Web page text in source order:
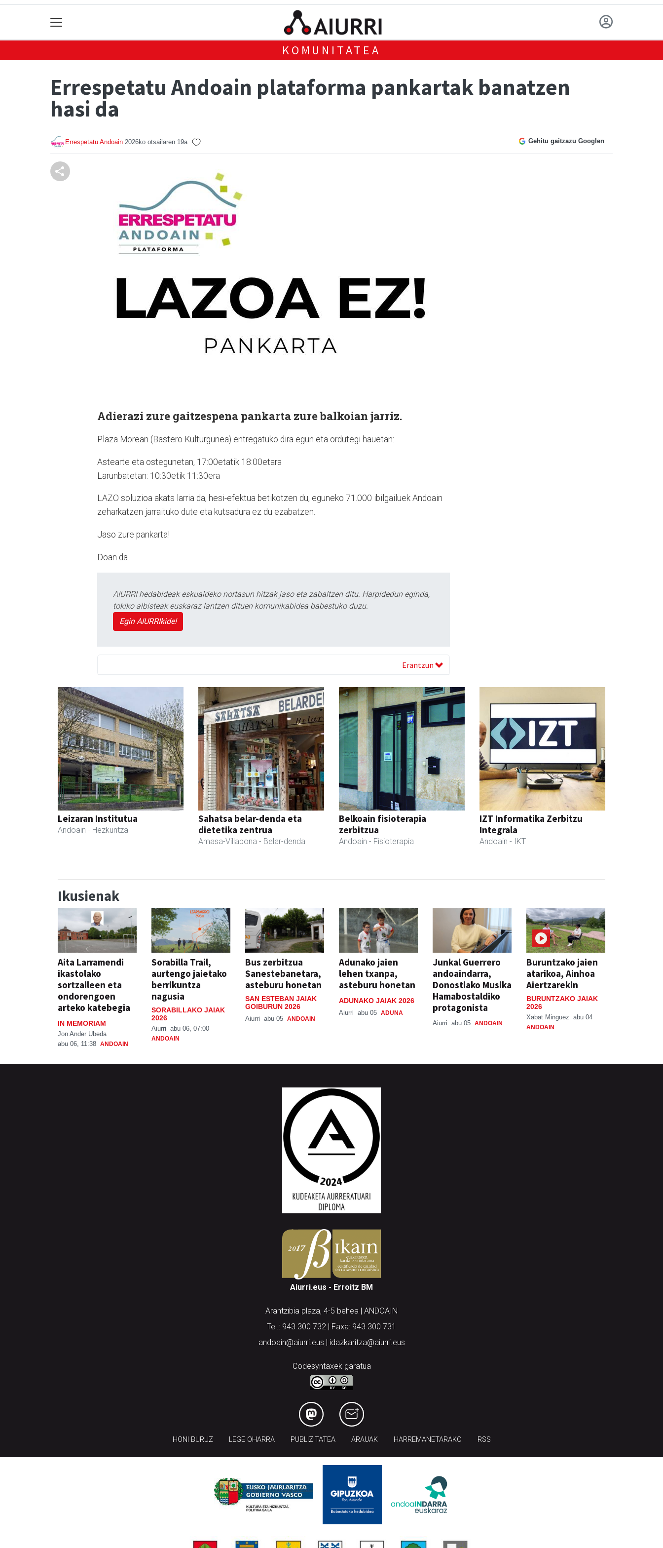
KOMUNITATEA
Errespetatu Andoain plataforma pankartak banatzen
hasi da
Errespetatu Andoain 2026ko otsailaren 19a Gehitu gaitzazu Googlen
Adierazi zure gaitzespena pankarta zure balkoian jarriz.
Plaza Morean (Bastero Kulturgunea) entregatuko dira egun eta ordutegi hauetan:
Astearte eta ostegunetan, 17:00etatik 18:00etara
Larunbatetan: 10:30etik 11:30era
LAZO soluzioa akats larria da, hesi-efektua betikotzen du, eguneko 71.000 ibilgailuek Andoain
zeharkatzen jarraituko dute eta kutsadura ez du ezabatzen.
Jaso zure pankarta!
Doan da.
AIURRI hedabideak eskualdeko nortasun hitzak jaso eta zabaltzen ditu. Harpidedun eginda,
tokiko albisteak euskaraz lantzen dituen komunikabidea babestuko duzu.
Egin AIURRIkide!
Erantzun
Leizaran Institutua
Andoain - Hezkuntza
Sahatsa belar-denda eta
dietetika zentrua
Amasa-Villabona - Belar-denda
Belkoain fisioterapia
zerbitzua
Andoain - Fisioterapia
IZT Informatika Zerbitzu
Integrala
Andoain - IKT
Ikusienak
Aita Larramendi
ikastolako
sortzaileen eta
ondorengoen
arteko katebegia
IN MEMORIAM
Jon Ander Ubeda
abu 06, 11:38 ANDOAIN
Sorabilla Trail,
aurtengo jaietako
berrikuntza
nagusia
SORABILLAKO JAIAK
2026
Aiurri abu 06, 07:00
ANDOAIN
Bus zerbitzua
Sanestebanetara,
asteburu honetan
SAN ESTEBAN JAIAK
GOIBURUN 2026
Aiurri abu 05 ANDOAIN
Adunako jaien
lehen txanpa,
asteburu honetan
ADUNAKO JAIAK 2026
Aiurri abu 05 ADUNA
Junkal Guerrero
andoaindarra,
Donostiako Musika
Hamabostaldiko
protagonista
Aiurri abu 05 ANDOAIN
Buruntzako jaien
atarikoa, Ainhoa
Aiertzarekin
BURUNTZAKO JAIAK
2026
Xabat Minguez abu 04
ANDOAIN
Aiurri.eus - Erroitz BM
Arantzibia plaza, 4-5 behea | ANDOAIN
Tel.: 943 300 732 | Faxa: 943 300 731
andoain@aiurri.eus | idazkaritza@aiurri.eus
Codesyntaxek garatua
HONI BURUZ LEGE OHARRA PUBLIZITATEA ARAUAK HARREMANETARAKO RSS